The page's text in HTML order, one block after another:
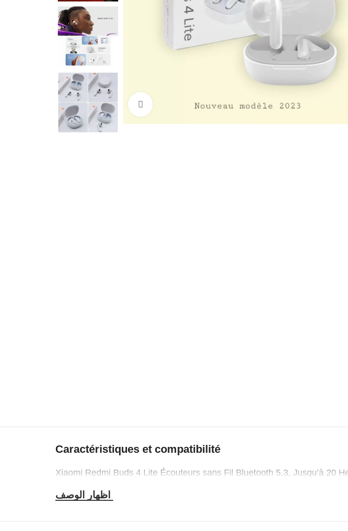
Cliquez pour agrandir
Caractéristiques et compatibilité
Xiaomi Redmi Buds 4 Lite Écouteurs sans Fil Bluetooth 5.3, Jusqu’à 20